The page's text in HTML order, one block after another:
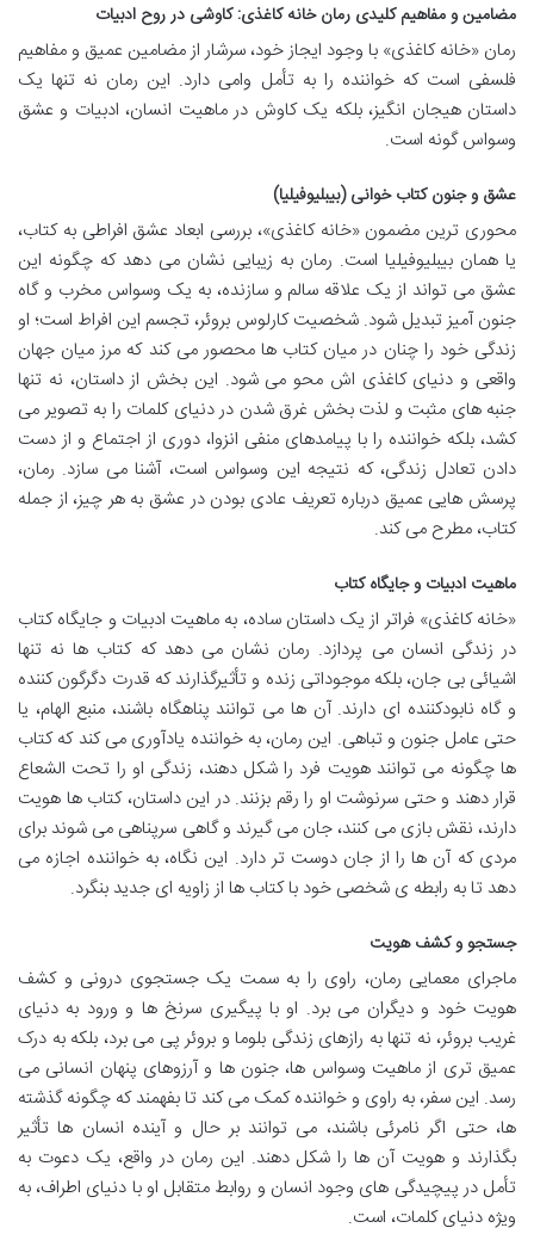
مضامین و مفاهیم کلیدی رمان خانه کاغذی: کاوشی در روح ادبیات
رمان «خانه کاغذی» با وجود ایجاز خود، سرشار از مضامین عمیق و مفاهیم
فلسفی است که خواننده را به تأمل وامی دارد. این رمان نه تنها یک
داستان هیجان انگیز، بلکه یک کاوش در ماهیت انسان، ادبیات و عشق
وسواس گونه است.
عشق و جنون کتاب خوانی (بیبلیوفیلیا)
محوری ترین مضمون «خانه کاغذی»، بررسی ابعاد عشق افراطی به کتاب،
یا همان بیبلیوفیلیا است. رمان به زیبایی نشان می دهد که چگونه این
عشق می تواند از یک علاقه سالم و سازنده، به یک وسواس مخرب و گاه
جنون آمیز تبدیل شود. شخصیت کارلوس بروئر، تجسم این افراط است؛ او
زندگی خود را چنان در میان کتاب ها محصور می کند که مرز میان جهان
واقعی و دنیای کاغذی اش محو می شود. این بخش از داستان، نه تنها
جنبه های مثبت و لذت بخش غرق شدن در دنیای کلمات را به تصویر می
کشد، بلکه خواننده را با پیامدهای منفی انزوا، دوری از اجتماع و از دست
دادن تعادل زندگی، که نتیجه این وسواس است، آشنا می سازد. رمان،
پرسش هایی عمیق درباره تعریف عادی بودن در عشق به هر چیز، از جمله
کتاب، مطرح می کند.
ماهیت ادبیات و جایگاه کتاب
«خانه کاغذی» فراتر از یک داستان ساده، به ماهیت ادبیات و جایگاه کتاب
در زندگی انسان می پردازد. رمان نشان می دهد که کتاب ها نه تنها
اشیائی بی جان، بلکه موجوداتی زنده و تأثیرگذارند که قدرت دگرگون کننده
و گاه نابودکننده ای دارند. آن ها می توانند پناهگاه باشند، منبع الهام، یا
حتی عامل جنون و تباهی. این رمان، به خواننده یادآوری می کند که کتاب
ها چگونه می توانند هویت فرد را شکل دهند، زندگی او را تحت الشعاع
قرار دهند و حتی سرنوشت او را رقم بزنند. در این داستان، کتاب ها هویت
دارند، نقش بازی می کنند، جان می گیرند و گاهی سرپناهی می شوند برای
مردی که آن ها را از جان دوست تر دارد. این نگاه، به خواننده اجازه می
دهد تا به رابطه ی شخصی خود با کتاب ها از زاویه ای جدید بنگرد.
جستجو و کشف هویت
ماجرای معمایی رمان، راوی را به سمت یک جستجوی درونی و کشف
هویت خود و دیگران می برد. او با پیگیری سرنخ ها و ورود به دنیای
غریب بروئر، نه تنها به رازهای زندگی بلوما و بروئر پی می برد، بلکه به درک
عمیق تری از ماهیت وسواس ها، جنون ها و آرزوهای پنهان انسانی می
رسد. این سفر، به راوی و خواننده کمک می کند تا بفهمند که چگونه گذشته
ها، حتی اگر نامرئی باشند، می توانند بر حال و آینده انسان ها تأثیر
بگذارند و هویت آن ها را شکل دهند. این رمان در واقع، یک دعوت به
تأمل در پیچیدگی های وجود انسان و روابط متقابل او با دنیای اطراف، به
ویژه دنیای کلمات، است.